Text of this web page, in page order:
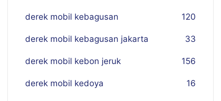
derek mobil kebagusan 120
derek mobil kebagusan jakarta 33
derek mobil kebon jeruk 156
derek mobil kedoya 16